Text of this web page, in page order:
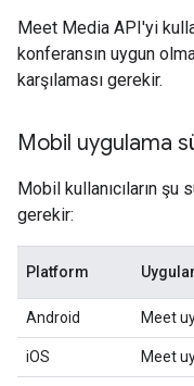
Meet Media API'yi
konferansın uygun
karşılaması gerekir.
Mobil uygulama
Mobil kullanıcıların şu
gerekir:
Platform
Android Meet
iOS Meet